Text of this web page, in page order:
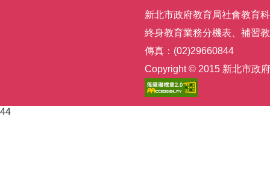
新北市政府教育局社會教育
終身教育業務分機表
補習
傳真：(02)29660844
Copyright © 2015 新北市政
44